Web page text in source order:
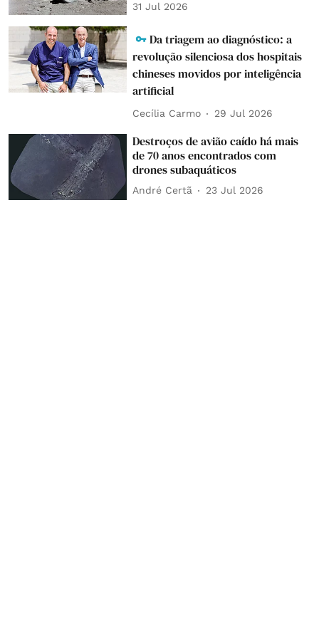
31 Jul 2026
Da triagem ao diagnóstico: a
revolução silenciosa dos hospitais
chineses movidos por inteligência
artificial
Cecília Carmo 29 Jul 2026
Destroços de avião caído há mais
de 70 anos encontrados com
drones subaquáticos
André Certã 23 Jul 2026